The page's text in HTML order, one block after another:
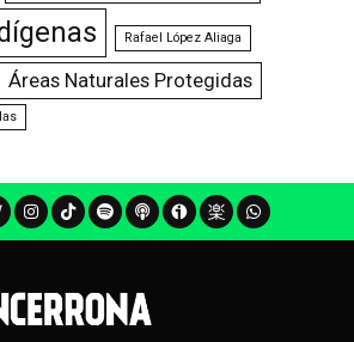
Rafael López Aliaga
Áreas Naturales Protegidas